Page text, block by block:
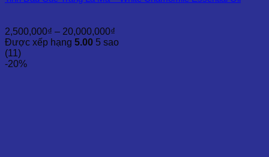
2,500,000₫ – 20,000,000₫
giá:
Được xếp hạng 5.00 5 sao
(11)
-20%